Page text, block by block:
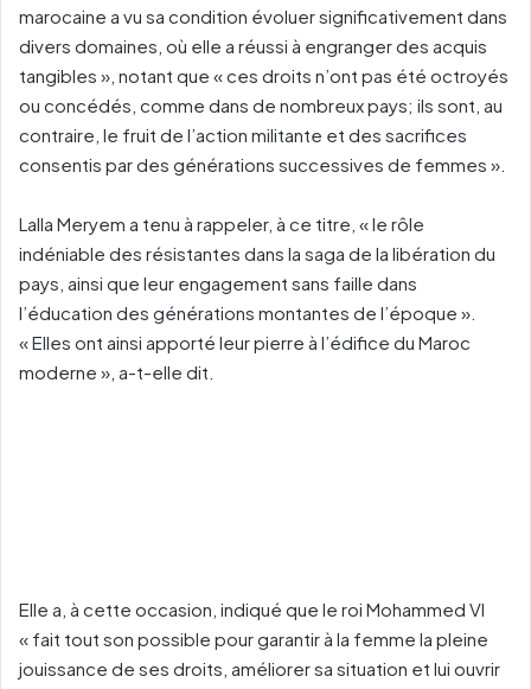
marocaine a vu sa condition évoluer significativement dans
divers domaines, où elle a réussi à engranger des acquis
tangibles », notant que « ces droits n’ont pas été octroyés
ou concédés, comme dans de nombreux pays; ils sont, au
contraire, le fruit de l’action militante et des sacrifices
consentis par des générations successives de femmes ».
Lalla Meryem a tenu à rappeler, à ce titre, « le rôle
indéniable des résistantes dans la saga de la libération du
pays, ainsi que leur engagement sans faille dans
l’éducation des générations montantes de l’époque ».
« Elles ont ainsi apporté leur pierre à l’édifice du Maroc
moderne », a-t-elle dit.
Elle a, à cette occasion, indiqué que le roi Mohammed VI
« fait tout son possible pour garantir à la femme la pleine
jouissance de ses droits, améliorer sa situation et lui ouvrir